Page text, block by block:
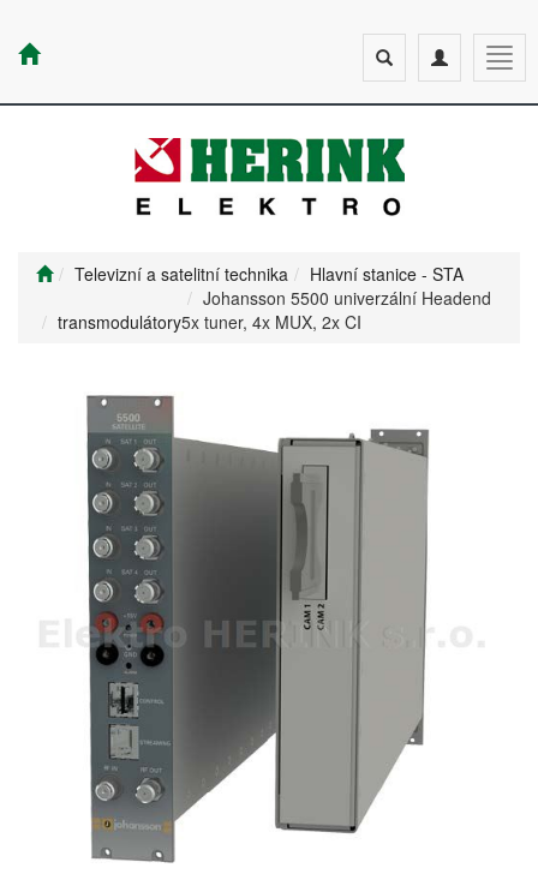
Toggle
navigation
Toggle
search
Televizní a satelitní technika
Hlavní stanice - STA
transmodulátory
Johansson 5500 univerzální Headend
5x tuner, 4x MUX, 2x CI